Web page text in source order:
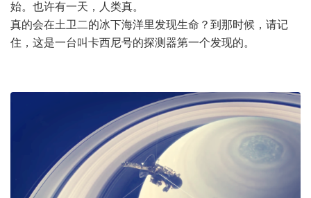
始。也许有一天，人类真。
真的会在土卫二的冰下海洋里发现生命？到那时候，请记
住，这是一台叫卡西尼号的探测器第一个发现的。